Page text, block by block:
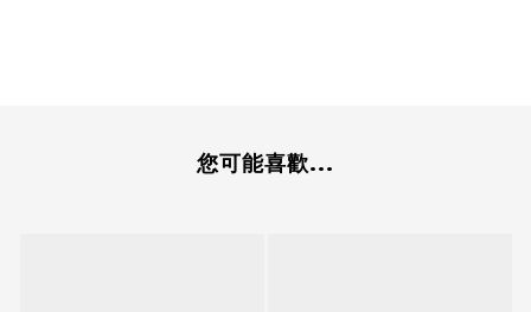
您可能喜歡...